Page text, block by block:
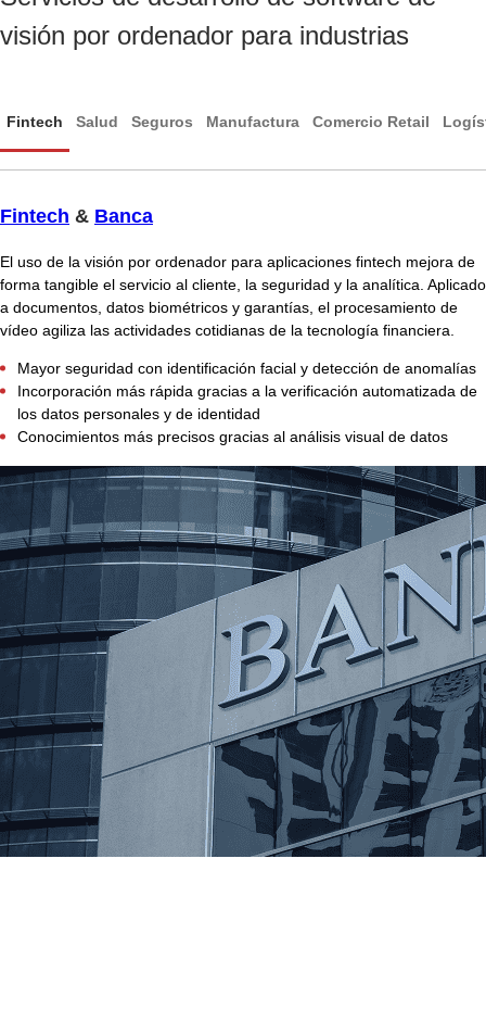
visión por ordenador para industrias
Fintech Salud Seguros Manufactura Comercio Retail
Fintech & Banca
El uso de la visión por ordenador para aplicaciones fintech mejora de
forma tangible el servicio al cliente, la seguridad y la analítica. Aplicado
a documentos, datos biométricos y garantías, el procesamiento de
vídeo agiliza las actividades cotidianas de la tecnología financiera.
Mayor seguridad con identificación facial y detección de anomalías
Incorporación más rápida gracias a la verificación automatizada de
los datos personales y de identidad
Conocimientos más precisos gracias al análisis visual de datos